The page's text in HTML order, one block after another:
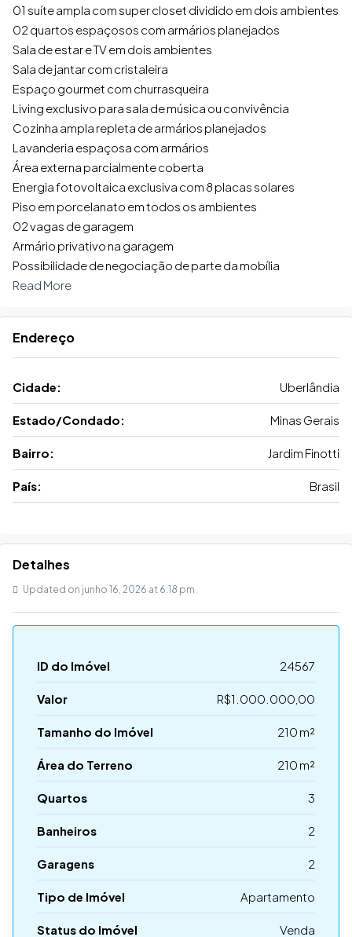
01 suíte ampla com super closet dividido em dois ambientes
02 quartos espaçosos com armários planejados
Sala de estar e TV em dois ambientes
Sala de jantar com cristaleira
Espaço gourmet com churrasqueira
Living exclusivo para sala de música ou convivência
Cozinha ampla repleta de armários planejados
Lavanderia espaçosa com armários
Área externa parcialmente coberta
Energia fotovoltaica exclusiva com 8 placas solares
Piso em porcelanato em todos os ambientes
02 vagas de garagem
Armário privativo na garagem
Possibilidade de negociação de parte da mobília
Read More
Endereço
Cidade: Uberlândia
Estado/Condado: Minas Gerais
Bairro: Jardim Finotti
País: Brasil
Detalhes
Updated on junho 16, 2026 at 6:18 pm
ID do Imóvel 24567
Valor R$1.000.000,00
Tamanho do Imóvel 210 m²
Área do Terreno 210 m²
Quartos 3
Banheiros 2
Garagens 2
Tipo de Imóvel Apartamento
Status do Imóvel Venda